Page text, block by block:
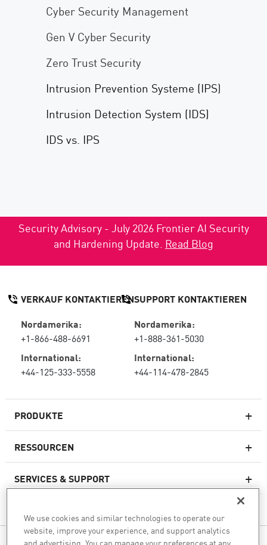
Cyber Security Management
Gen V Cyber Security
Zero Trust Security
Intrusion Prevention Systeme (IPS)
Intrusion Detection System (IDS)
IDS vs. IPS
Security Advisory - July 2026 Frontier AI Security
and Hardening Update. Read Blog
PRODUKTE
Next-Generation-Firewalls
Unternehmens-Firewall
WAF
RESSOURCEN
SERVICES & SUPPORT
VERKAUF KONTAKTIEREN
Nordamerika:
+1-866-488-6691
International:
+44-125-333-5558
SUPPORT KONTAKTIEREN
Nordamerika:
+1-888-361-5030
International:
+44-114-478-2845
We use cookies and similar technologies to operate our
website, improve your experience, and support analytics
and advertising. You can manage your preferences at any